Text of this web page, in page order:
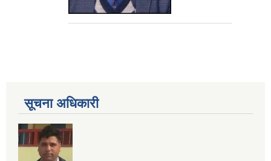
सूचना अधिकारी